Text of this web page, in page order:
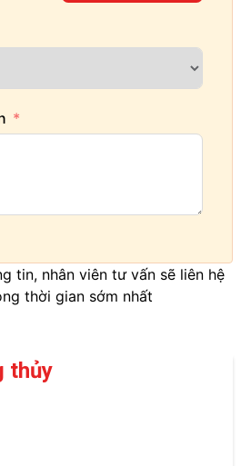
tin, nhân viên tư vấn sẽ liên hệ
thời gian sớm nhất
thủy